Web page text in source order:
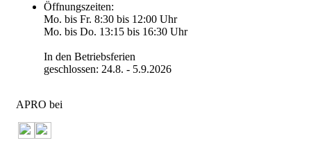
Öffnungszeiten:
Mo. bis Fr. 8:30 bis 12:00 Uhr
Mo. bis Do. 13:15 bis 16:30 Uhr
In den Betriebsferien
geschlossen: 24.8. - 5.9.2026
APRO bei